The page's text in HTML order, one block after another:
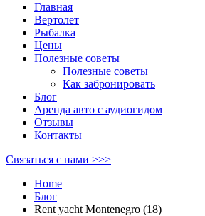
Главная
Вертолет
Рыбалка
Цены
Полезные советы
Полезные советы
Как забронировать
Блог
Аренда авто с аудиогидом
Отзывы
Контакты
Связаться с нами >>>
Home
Блог
Rent yacht Montenegro (18)